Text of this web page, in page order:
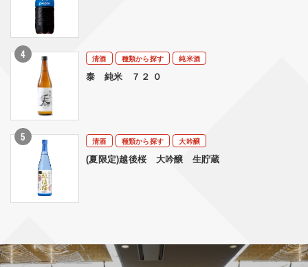
清酒 種類から探す
純米酒
泰 純米 ７２ ０
清酒 種類から探す
大吟醸
(夏限定)越後桜 大吟醸 生貯蔵